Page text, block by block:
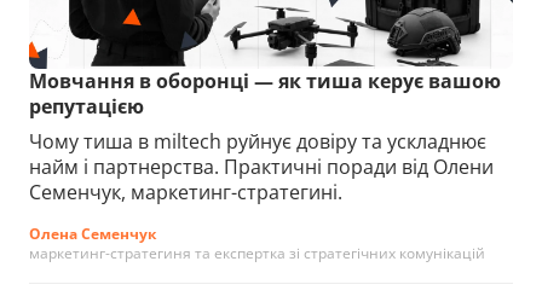
Мовчання в оборонці — як тиша керує вашою
репутацією
Чому тиша в miltech руйнує довіру та ускладнює
найм і партнерства. Практичні поради від Олени
Семенчук, маркетинг-стратегині.
Олена Семенчук
маркетинг-стратегиня та експертка зі стратегічних комунікацій